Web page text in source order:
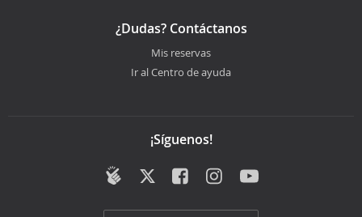
¿Dudas? Contáctanos
Mis reservas
Ir al Centro de ayuda
¡Síguenos!